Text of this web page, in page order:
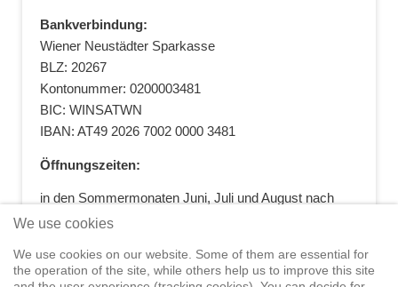
Bankverbindung:
Wiener Neustädter Sparkasse
BLZ: 20267
Kontonummer: 0200003481
BIC: WINSATWN
IBAN: AT49 2026 7002 0000 3481
Öffnungszeiten:
in den Sommermonaten Juni, Juli und August nach
vorheriger Terminvereinbarung
office@segelwelt.at
We use cookies
We use cookies on our website. Some of them are essential for
the operation of the site, while others help us to improve this site